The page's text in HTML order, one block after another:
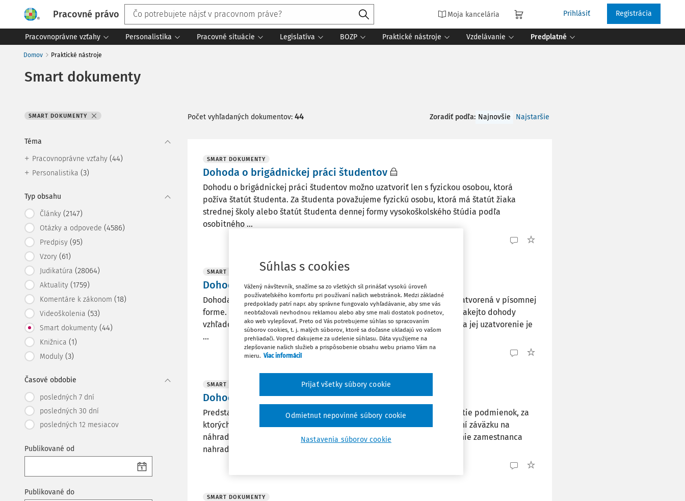
Pracovné právo Moja kancelária Prihlásiť Registrácia
Pracovnoprávne vzťahy Personalistika Pracovné situácie Legislatíva BOZP Praktické nástroje Vzdelávanie Predplatné
Domov Praktické nástroje
Smart dokumenty
SMART DOKUMENTY
Téma
Pracovnoprávne vzťahy (44)
Personalistika (3)
Typ obsahu
Články (2147)
Otázky a odpovede (4586)
Predpisy (95)
Vzory (61)
Judikatúra (28064)
Aktuality (1759)
Komentáre k zákonom (18)
Videoškolenia (53)
Smart dokumenty (44)
Knižnica (1)
Moduly (3)
Časové obdobie
posledných 7 dní
posledných 30 dní
posledných 12 mesiacov
Publikované od
Publikované do
Počet vyhľadaných dokumentov: 44 Zoradiť podľa: Najnovšie Najstaršie
SMART DOKUMENTY
Dohoda o brigádnickej práci študentov
Dohodu o brigádnickej práci študentov možno uzatvoriť len s fyzickou osobou, ktorá
požíva štatút študenta. Za študenta považujeme fyzickú osobu, ktorá má štatút žiaka
strednej školy alebo štatút študenta dennej formy vysokoškolského štúdia podľa
osobitného ...
SMART DOKUMENTY
Dohoda o hmotnej zodpovednosti
Dohoda o hmotnej zodpovednosti musí byť v zmysle § 182 ods. 2 ZP uzatvorená v písomnej
forme. Nedodržanie uvedenej formy spôsobuje absolútnu neplatnosť takejto dohody
vzhľadom na uvádzanú doložku neplatnosti. Oprávneným subjektom na jej uzatvorenie je
...
SMART DOKUMENTY
Dohoda o náhrade škody a spôsobe jej úhrady
Predstavuje dvojstranný právny úkon, predmetom ktorého je dohodnutie podmienok, za
ktorých príde k náhrade škody zo strany zamestnanca. Dohoda o uznaní záväzku na
náhradu škody a o spôsobe uhradenia škody spravidla obsahuje uznanie zamestnanca
nahradiť ...
SMART DOKUMENTY
Súhlas s cookies
Vážený návštevník, snažíme sa zo všetkých síl prinášať vysokú úroveň
používateľského komfortu pri používaní našich webstránok. Medzi základné
predpoklady patrí napr. aby správne fungovalo vyhľadávanie, aby sme vás
neobťažovali nevhodnou reklamou alebo aby sme mali dostatok podnetov,
ako web vylepšovať. Preto od Vás potrebujeme súhlas so spracovaním
súborov cookies, t. j. malých súborov, ktoré sa dočasne ukladajú vo vašom
prehliadači. Vopred ďakujeme za udelenie súhlasu. Dáta využijeme na
zlepšovanie našich služieb a prispôsobenie obsahu webu priamo Vám na
mieru. Viac informácií
Nastavenia súborov cookie
Odmietnut nepovinné súbory cookie
Prijať všetky súbory cookie